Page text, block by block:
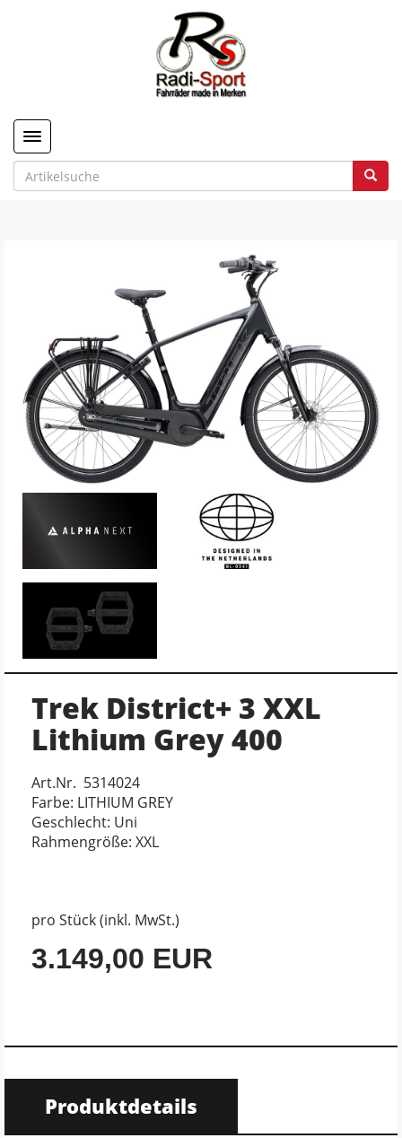
Toggle navigation
Trek District+ 3 XXL
Lithium Grey 400
Art.Nr. 5314024
Farbe: LITHIUM GREY
Geschlecht: Uni
Rahmengröße: XXL
pro Stück (inkl. MwSt.)
3.149,00 EUR
Produktdetails